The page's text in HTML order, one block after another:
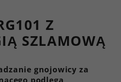
Z
SZLAMOWĄ
gnojowicy za
Między innymi
przechowywania
dokonanych przez
odwiedzających, sesji i
oraz do śledzenia
z witryny na potrzeby
witryny. Pliki
i przypisują losowo